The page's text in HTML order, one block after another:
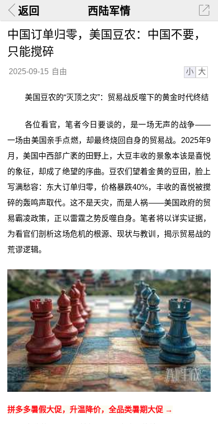
返回 西陆军情
中国订单归零，美国豆农：中国不要，
只能搅碎
2025-09-15 自由 小 大
美国豆农的“灭顶之灾”：贸易战反噬下的黄金时代终结
各位看官，笔者今日要谈的，是一场无声的战争——
一场由美国亲手点燃，却最终烧回自身的贸易战。2025年9
月，美国中西部广袤的田野上，大豆丰收的景象本该是喜悦
的象征，却成了绝望的序曲。豆农们望着金黄的豆田，脸上
写满愁容：东大订单归零，价格暴跌40%，丰收的喜悦被搅
碎的轰鸣声取代。这不是天灾，而是人祸——美国政府的贸
易霸凌政策，正以雷霆之势反噬自身。笔者将以详实证据，
为看官们剖析这场危机的根源、现状与教训，揭示贸易战的
荒谬逻辑。
拼多多暑假大促，升温降价，全品类暑期大促 →